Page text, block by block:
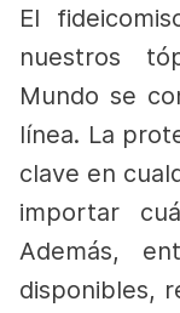
El
nuestros
Mundo se
línea. La
clave en
importar
Además,
disponibles,